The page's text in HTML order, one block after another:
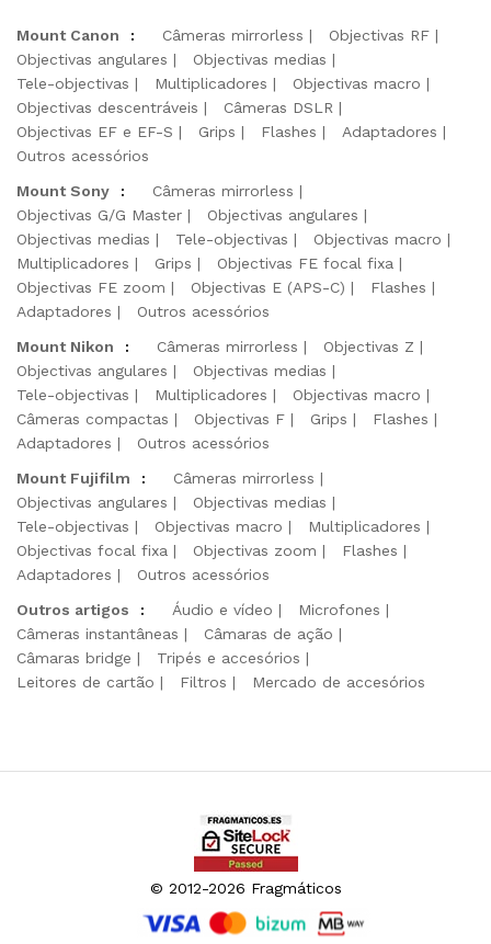
Mount Canon : Câmeras mirrorless
Objectivas RF
Objectivas angulares
Objectivas medias
Tele-objectivas
Multiplicadores
Objectivas macro
Objectivas descentráveis
Câmeras DSLR
Objectivas EF e EF-S
Grips Flashes
Adaptadores
Outros acessórios
Mount Sony
:
Câmeras mirrorless
Objectivas G/G Master
Objectivas angulares
Objectivas medias
Tele-objectivas
Objectivas macro
Multiplicadores
Grips
Objectivas FE focal fixa
Objectivas FE zoom
Objectivas E (APS-C)
Flashes
Adaptadores
Outros acessórios
Mount Nikon
: Câmeras mirrorless
Objectivas Z
Objectivas angulares
Objectivas medias
Tele-objectivas
Multiplicadores
Objectivas macro
Câmeras compactas
Objectivas F Grips
Flashes
Adaptadores
Outros acessórios
Mount Fujifilm
:
Câmeras mirrorless
Objectivas angulares
Objectivas medias
Tele-objectivas
Objectivas macro
Multiplicadores
Objectivas focal fixa
Objectivas zoom
Flashes
Adaptadores
Outros acessórios
Outros artigos
: Áudio e vídeo
Microfones
Câmeras instantâneas
Câmaras de ação
Câmaras bridge
Tripés e accesórios
Leitores de cartão
Filtros Mercado de accesórios
© 2012-2026 Fragmáticos